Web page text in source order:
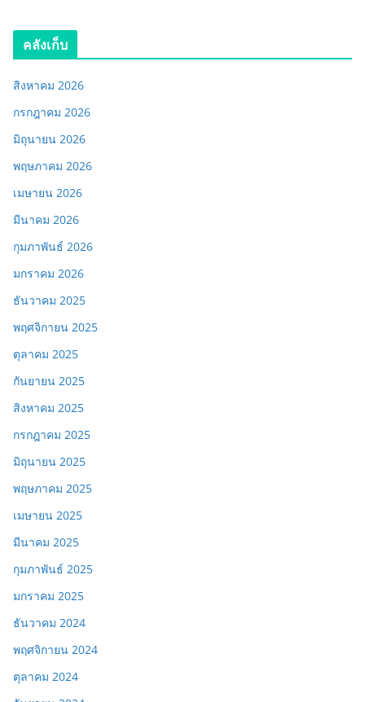
คลังเก็บ
สิงหาคม 2026
กรกฎาคม 2026
มิถุนายน 2026
พฤษภาคม 2026
เมษายน 2026
มีนาคม 2026
กุมภาพันธ์ 2026
มกราคม 2026
ธันวาคม 2025
พฤศจิกายน 2025
ตุลาคม 2025
กันยายน 2025
สิงหาคม 2025
กรกฎาคม 2025
มิถุนายน 2025
พฤษภาคม 2025
เมษายน 2025
มีนาคม 2025
กุมภาพันธ์ 2025
มกราคม 2025
ธันวาคม 2024
พฤศจิกายน 2024
ตุลาคม 2024